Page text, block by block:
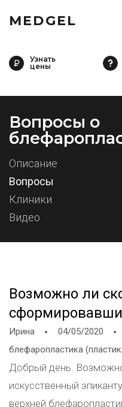
MEDGEL
Узнать
цены
Вопросы о
Описание
Вопросы
Клиники
Видео
Возможно ли
Ирина
04/05/2020
блефаропластика
Добрый день.
искусственный
верхней